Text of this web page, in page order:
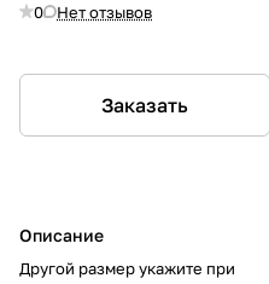
0 Нет отзывов
Заказать
Описание
Другой размер укажите при